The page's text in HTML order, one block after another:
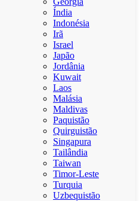
Índia
Indonésia
Irã
Israel
Japão
Jordânia
Kuwait
Laos
Malásia
Maldivas
Paquistão
Quirguistão
Singapura
Tailândia
Taiwan
Timor-Leste
Turquia
Uzbequistão